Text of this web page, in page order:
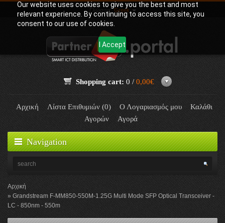
Our website uses cookies to give you the best and most
relevant experience. By continuing to access this site, you
consent to our use of cookies.
I Accept
Γλώσσα:Greek
Shopping cart: 0 / 0,00€
Αρχική Λίστα Επιθυμιών (0) Ο Λογαριασμός μου
Καλάθι
Αγορών
Αγορά
Navigation
Αρχική
Grandstream F-MM850-550M-1.25G Multi Mode SFP Optical Transceiver -
LC - 850nm - 550m